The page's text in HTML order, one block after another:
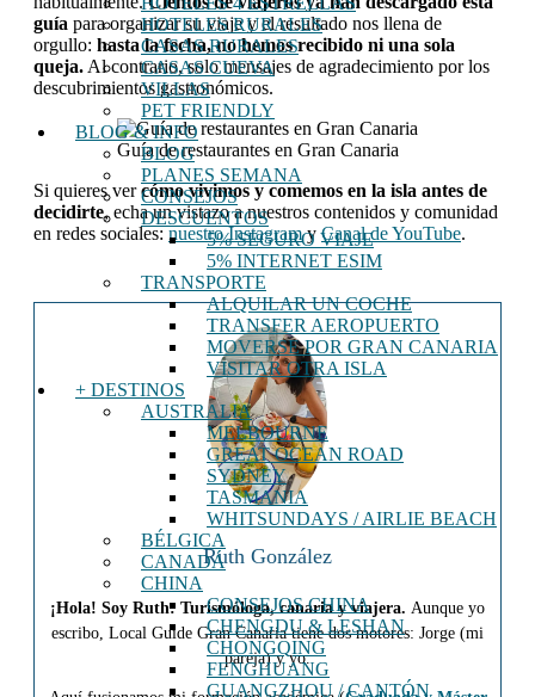
HOTELES RURALES
CASAS RURALES
CASAS CUEVA
VILLAS
PET FRIENDLY
BLOG & INFO
BLOG
PLANES SEMANA
CONSEJOS
DESCUENTOS
5% SEGURO VIAJE
5% INTERNET ESIM
TRANSPORTE
ALQUILAR UN COCHE
TRANSFER AEROPUERTO
MOVERSE POR GRAN CANARIA
VISITAR OTRA ISLA
+ DESTINOS
AUSTRALIA
MELBOURNE
GREAT OCEAN ROAD
SYDNEY
TASMANIA
WHITSUNDAYS / AIRLIE BEACH
BÉLGICA
CANADÁ
CHINA
CONSEJOS CHINA
CHENGDU & LESHAN
CHONGQING
FENGHUANG
GUANGZHOU / CANTÓN
guía para organizar su viaje y el resultado nos llena de
orgullo: hasta la fecha, no hemos recibido ni una sola
queja. Al contrario, solo mensajes de agradecimiento por los
descubrimientos gastronómicos.
Guía de restaurantes en Gran Canaria
Si quieres vercómo vivimos y comemos en la isla antes de
decidirte, echa un vistazo a nuestros contenidos y comunidad
en redes sociales:nuestro InstagramyCanal de YouTube.
Ruth González
¡Hola! Soy Ruth: Turismóloga, canaria y viajera. Aunque yo
escribo, Local Guide Gran Canaria tiene dos motores: Jorge (mi
pareja) y yo.